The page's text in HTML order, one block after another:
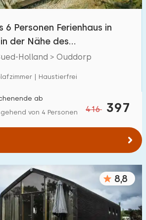
6 Personen Ferienhaus in
der Nähe des
Holland > Ouddorp
| Haustierfrei
416 397
ab
von 4 Personen
8,8